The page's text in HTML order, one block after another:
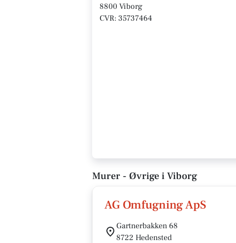
8800 Viborg
CVR: 35737464
Murer - Øvrige i Viborg
AG Omfugning ApS
Gartnerbakken 68
8722 Hedensted